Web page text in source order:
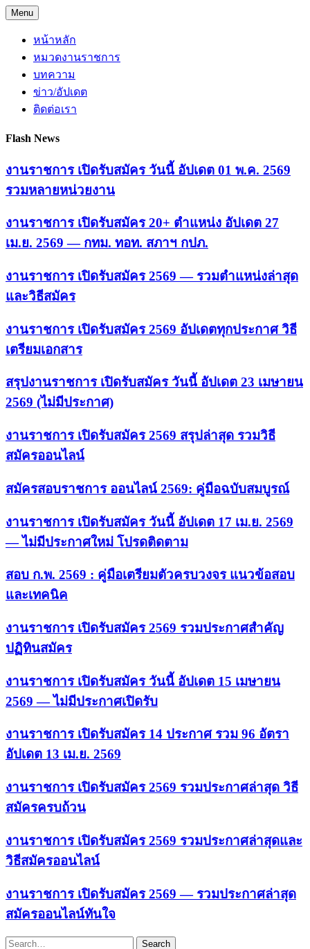
Skip
to
content
Menu
หน้าหลัก
หมวดงานราชการ
บทความ
ข่าว/อัปเดต
ติดต่อเรา
Flash News
งานราชการ เปิดรับสมัคร วันนี้ อัปเดต 01 พ.ค. 2569
รวมหลายหน่วยงาน
งานราชการ เปิดรับสมัคร 20+ ตำแหน่ง อัปเดต 27
เม.ย. 2569 — กทม. ทอท. สภาฯ กปภ.
งานราชการ เปิดรับสมัคร 2569 — รวมตำแหน่งล่าสุด
และวิธีสมัคร
งานราชการ เปิดรับสมัคร 2569 อัปเดตทุกประกาศ วิธี
เตรียมเอกสาร
สรุปงานราชการ เปิดรับสมัคร วันนี้ อัปเดต 23 เมษายน
2569 (ไม่มีประกาศ)
งานราชการ เปิดรับสมัคร 2569 สรุปล่าสุด รวมวิธี
สมัครออนไลน์
สมัครสอบราชการ ออนไลน์ 2569: คู่มือฉบับสมบูรณ์
งานราชการ เปิดรับสมัคร วันนี้ อัปเดต 17 เม.ย. 2569
— ไม่มีประกาศใหม่ โปรดติดตาม
สอบ ก.พ. 2569 : คู่มือเตรียมตัวครบวงจร แนวข้อสอบ
และเทคนิค
งานราชการ เปิดรับสมัคร 2569 รวมประกาศสำคัญ
ปฏิทินสมัคร
งานราชการ เปิดรับสมัคร วันนี้ อัปเดต 15 เมษายน
2569 — ไม่มีประกาศเปิดรับ
งานราชการ เปิดรับสมัคร 14 ประกาศ รวม 96 อัตรา
อัปเดต 13 เม.ย. 2569
งานราชการ เปิดรับสมัคร 2569 รวมประกาศล่าสุด วิธี
สมัครครบถ้วน
งานราชการ เปิดรับสมัคร 2569 รวมประกาศล่าสุดและ
วิธีสมัครออนไลน์
งานราชการ เปิดรับสมัคร 2569 — รวมประกาศล่าสุด
สมัครออนไลน์ทันใจ
Search